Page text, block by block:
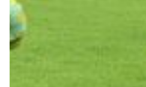
Outlet
Helan x Genoa